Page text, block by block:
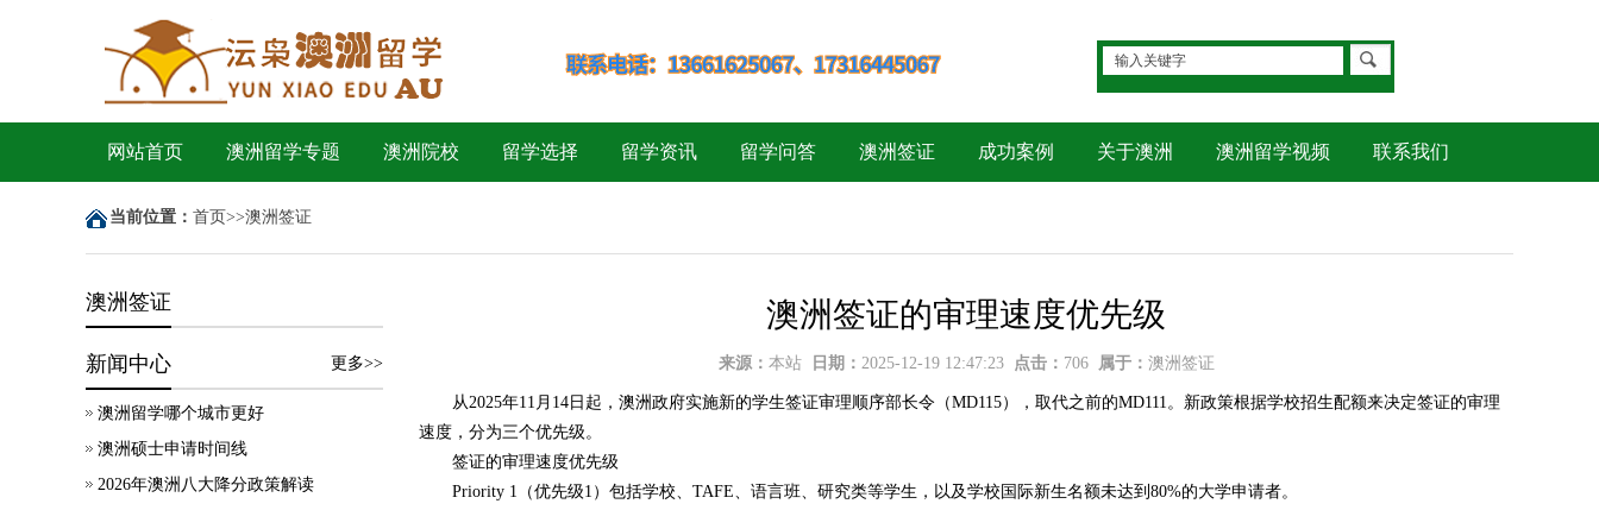
网站首页 澳洲留学专题 澳洲院校 留学选择 留学资讯 留学问答 澳洲签证 成功案例 关于澳洲 澳洲留学视频 联系我们
当前位置： 首页>>澳洲签证
澳洲签证
新闻中心 更多>>
澳洲留学哪个城市更好
澳洲硕士申请时间线
2026年澳洲八大降分政策解读
澳洲签证的审理速度优先级
来源： 本站 日期： 2025-12-19 12:47:23 点击： 706 属于： 澳洲签证
从2025年11月14日起，澳洲政府实施新的学生签证审理顺序部长令（MD115），取代之前的MD111。新政策根据学校招生配额来决定签证的审理
速度，分为三个优先级。
签证的审理速度优先级
Priority 1（优先级1）包括学校、TAFE、语言班、研究类等学生，以及学校国际新生名额未达到80%的大学申请者。